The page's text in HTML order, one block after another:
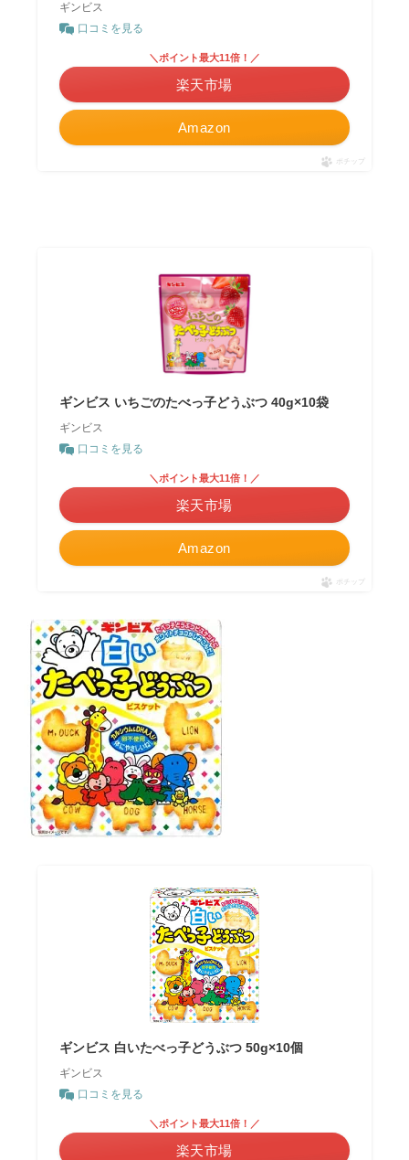
ギンビス
口コミを見る
Amazon
＼ポイント最大11倍！／
楽天市場
ポチップ
ギンビス いちごのたべっ子どうぶつ 40g×10袋
ギンビス
口コミを見る
Amazon
＼ポイント最大11倍！／
楽天市場
ポチップ
ギンビス 白いたべっ子どうぶつ 50g×10個
ギンビス
口コミを見る
＼ポイント最大11倍！／
楽天市場